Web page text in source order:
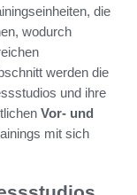
die
wodurch
werden die
und ihre
Vor- und
mit sich